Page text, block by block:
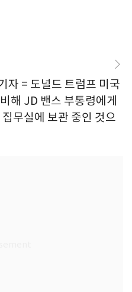
자 = 도널드 트럼프 미국
해 JD 밴스 부통령에게
무실에 보관 중인 것으